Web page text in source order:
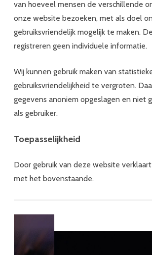
van hoeveel mensen de verschillende
onze website bezoeken, met als doel
gebruiksvriendelijk mogelijk te maken.
registreren geen individuele informatie.
Wij kunnen gebruik maken van
gebruiksvriendelijkheid te vergroten.
gegevens anoniem opgeslagen en niet
als gebruiker.
Toepasselijkheid
Door gebruik van deze website verklaart
met het bovenstaande.